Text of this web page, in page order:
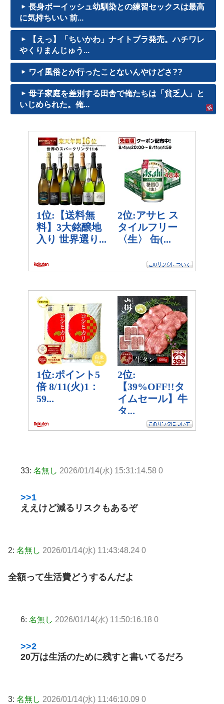
長身ボーイッシュ幼馴染との練習セックスは最高
に気持ちいい 前...
【えっ】「ちいかわ」ナイトブラ発売。ハチワレ
やくりまんじゅう...
ワイ風俗とか行ったことないんやけどさ??
母子家庭を差別する田舎で俺たちは「貧乏人」と
いじめられた。俺...
33: 名無し 2026/01/14(水) 15:31:14.58 0
>>1
ええけど減るリスクもあるぞ
2: 名無し 2026/01/14(水) 11:43:48.24 0
全額って生活費どうするんだよ
6: 名無し 2026/01/14(水) 11:50:16.18 0
>>2
20万は生活のために残すと書いてるだろ
3: 名無し 2026/01/14(水) 11:46:10.09 0